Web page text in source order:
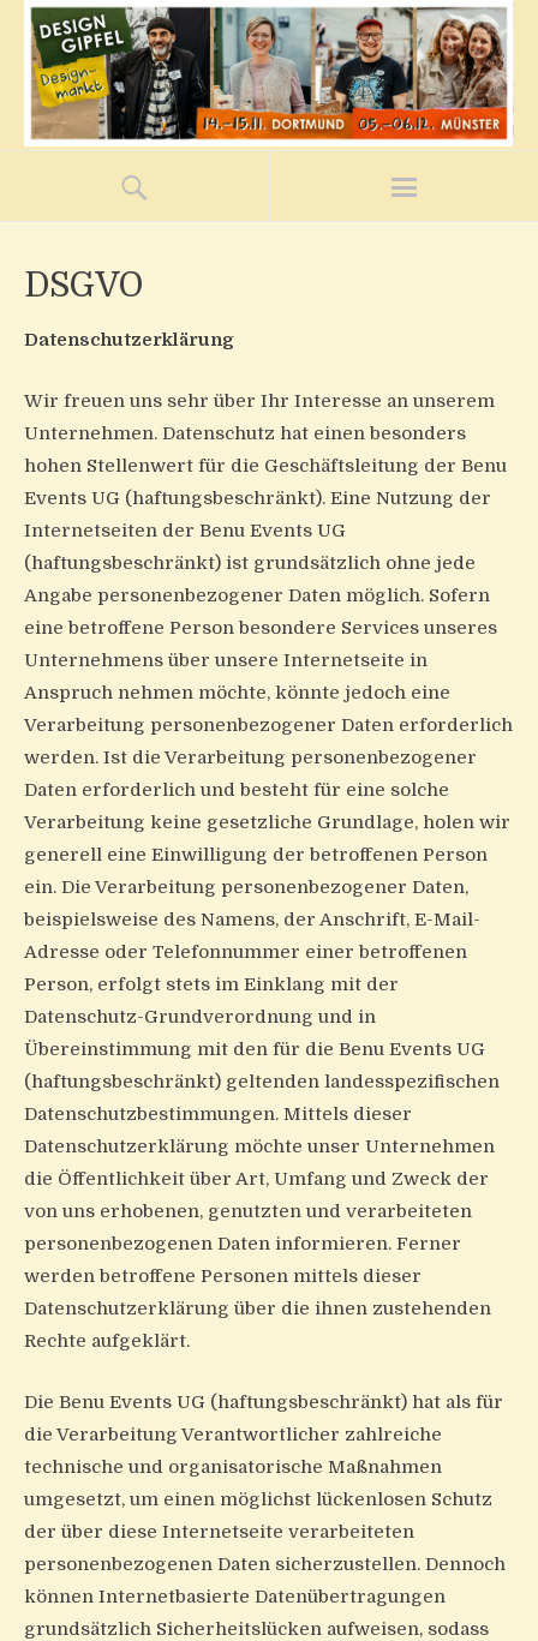
DSGVO
Datenschutzerklärung
Wir freuen uns sehr über Ihr Interesse an unserem
Unternehmen. Datenschutz hat einen besonders
hohen Stellenwert für die Geschäftsleitung der Benu
Events UG (haftungsbeschränkt). Eine Nutzung der
Internetseiten der Benu Events UG
(haftungsbeschränkt) ist grundsätzlich ohne jede
Angabe personenbezogener Daten möglich. Sofern
eine betroffene Person besondere Services unseres
Unternehmens über unsere Internetseite in
Anspruch nehmen möchte, könnte jedoch eine
Verarbeitung personenbezogener Daten erforderlich
werden. Ist die Verarbeitung personenbezogener
Daten erforderlich und besteht für eine solche
Verarbeitung keine gesetzliche Grundlage, holen wir
generell eine Einwilligung der betroffenen Person
ein. Die Verarbeitung personenbezogener Daten,
beispielsweise des Namens, der Anschrift, E-Mail-
Adresse oder Telefonnummer einer betroffenen
Person, erfolgt stets im Einklang mit der
Datenschutz-Grundverordnung und in
Übereinstimmung mit den für die Benu Events UG
(haftungsbeschränkt) geltenden landesspezifischen
Datenschutzbestimmungen. Mittels dieser
Datenschutzerklärung möchte unser Unternehmen
die Öffentlichkeit über Art, Umfang und Zweck der
von uns erhobenen, genutzten und verarbeiteten
personenbezogenen Daten informieren. Ferner
werden betroffene Personen mittels dieser
Datenschutzerklärung über die ihnen zustehenden
Rechte aufgeklärt.
Die Benu Events UG (haftungsbeschränkt) hat als für
die Verarbeitung Verantwortlicher zahlreiche
technische und organisatorische Maßnahmen
umgesetzt, um einen möglichst lückenlosen Schutz
der über diese Internetseite verarbeiteten
personenbezogenen Daten sicherzustellen. Dennoch
können Internetbasierte Datenübertragungen
grundsätzlich Sicherheitslücken aufweisen, sodass